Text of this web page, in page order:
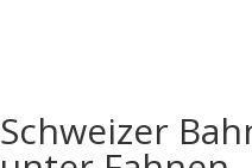
Schweizer